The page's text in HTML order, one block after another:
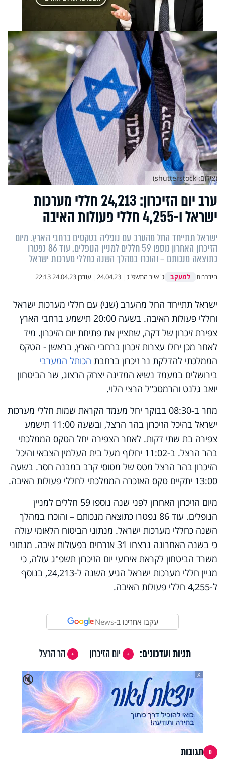
ערב יום הזיכרון: 24,213 חללי מערכות
ישראל ו-4,255 חללי פעולות האיבה
ישראל תתייחד החל מהערב עם נופליה בטקסים ברחבי הארץ. מיום
הזיכרון האחרון נוספו 59 חללים למניין הנופלים. עוד 86 נפטרו
כתוצאה מנכותם – והוכרו במהלך השנה כחללי מערכות ישראל
הידברות למעקב ג' אייר התשפ"ג |
24.04.23
| עודכן24.04.23 22:13
(צילום: shutterstock)
ישראל תתייחד החל מהערב (שני) עם חללי מערכות ישראל
וחללי פעולות האיבה. בשעה 20:00 תישמע ברחבי הארץ
צפירת זיכרון של דקה, שתציין את פתיחת יום הזיכרון. מיד
לאחר מכן יחלו עצרות זיכרון ברחבי הארץ, בראשן - הטקס
הממלכתי להדלקת נר זיכרון ברחבת הכותל המערבי
בירושלים במעמד נשיא המדינה יצחק הרצוג, שר הביטחון
יואב גלנט והרמטכ"ל הרצי הלוי.
מחר ב-08:30 בבוקר יחל מעמד הקראת שמות חללי מערכות
ישראל בהיכל הזיכרון בהר הרצל, ובשעה 11:00 תישמע
צפירה בת שתי דקות. לאחר הצפירה יחל הטקס הממלכתי
בהר הרצל. ב-11:02 יחלוף מעל בית העלמין הצבאי והיכל
הזיכרון בהר הרצל מטס של מטוסי קרב במבנה חסר. בשעה
13:00 יתקיים טקס האזכרה הממלכתי לחללי פעולות האיבה.
מיום הזיכרון האחרון לפני שנה נוספו 59 חללים למניין
הנופלים. עוד 86 נפטרו כתוצאה מנכותם – והוכרו במהלך
השנה כחללי מערכות ישראל. מנתוני הביטוח הלאומי עולה
כי בשנה האחרונה נרצחו 31 אזרחים בפעולות איבה. מנתוני
משרד הביטחון לקראת אירועי יום הזיכרון תשפ"ג עולה, כי
מניין חללי מערכות ישראל הגיע השנה ל-24,213, בנוסף
ל-4,255 חללי פעולות האיבה.
עקבו אחרינו ב-News
תגיות ועדכונים: יום הזיכרון
הר הרצל
🔇
X
0 תגובות